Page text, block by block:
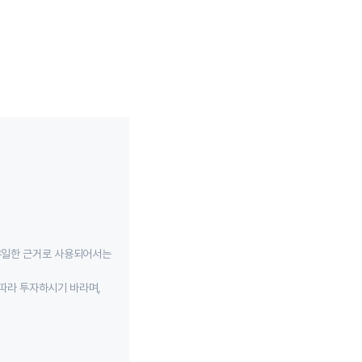
한 근거로 사용되어서는
투자하시기 바라며,